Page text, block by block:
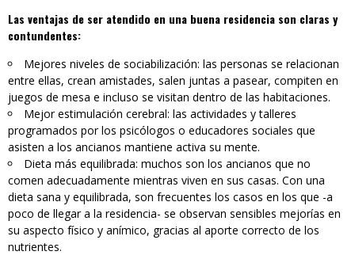
Las ventajas de ser atendido en una buena residencia son claras y
contundentes:
Mejores niveles de sociabilización: las personas se relacionan
entre ellas, crean amistades, salen juntas a pasear, compiten en
juegos de mesa e incluso se visitan dentro de las habitaciones.
Mejor estimulación cerebral: las actividades y talleres
programados por los psicólogos o educadores sociales que
asisten a los ancianos mantiene activa su mente.
Dieta más equilibrada: muchos son los ancianos que no
comen adecuadamente mientras viven en sus casas. Con una
dieta sana y equilibrada, son frecuentes los casos en los que -a
poco de llegar a la residencia- se observan sensibles mejorías en
su aspecto físico y anímico, gracias al aporte correcto de los
nutrientes.